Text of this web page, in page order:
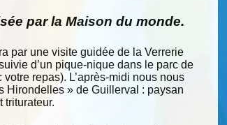
par la Maison du monde.
par une visite guidée de la Verrerie
d’un pique-nique dans le parc de
repas). L’après-midi nous nous
Hirondelles » de Guillerval : paysan
triturateur.